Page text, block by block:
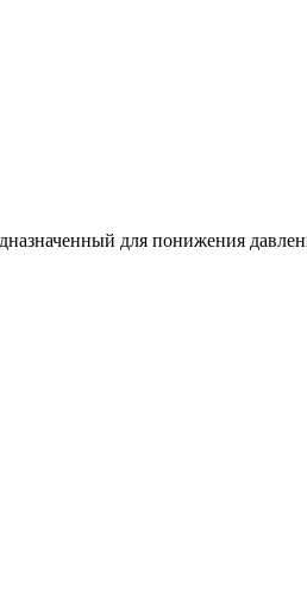
для понижения